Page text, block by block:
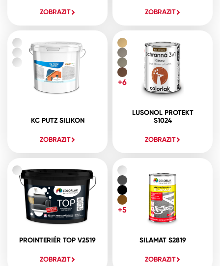
ZOBRAZIT ZOBRAZIT
KC PUTZ SILIKON
ZOBRAZIT
LUSONOL PROTEKT
S1024
ZOBRAZIT
+6
PROINTERIÉR TOP V2519
ZOBRAZIT
SILAMAT S2819
ZOBRAZIT
+5